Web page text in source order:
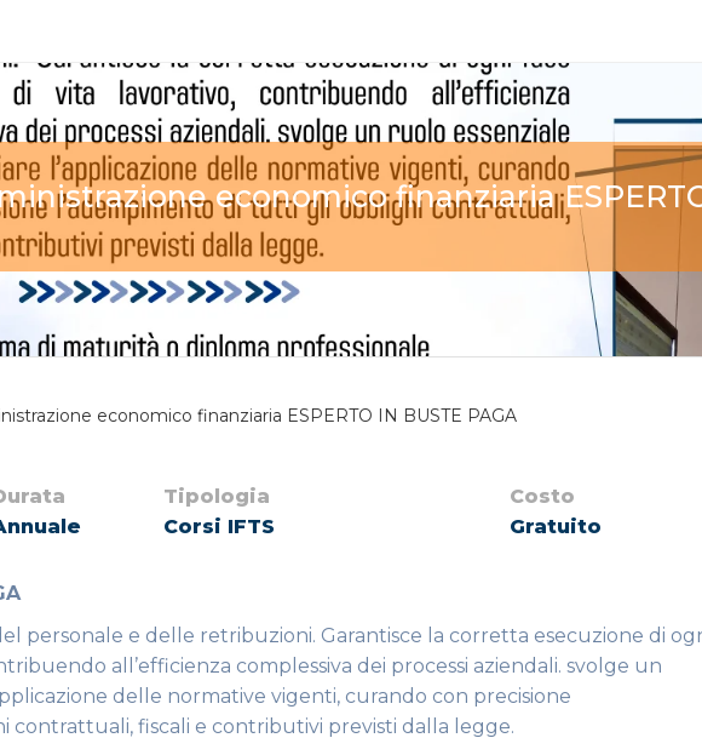
economico finanziaria
economico finanziaria ESPERTO IN BUSTE PAGA
Tipologia
Corsi IFTS
Costo
Gratuito
personale e delle retribuzioni. Garantisce la corretta esecuzione di
all’efficienza complessiva dei processi aziendali. svolge un
delle normative vigenti, curando con precisione
contrattuali, fiscali e contributivi previsti dalla legge.